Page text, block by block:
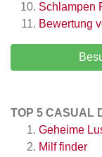
Schlampen
Bewertung
TOP 5 CASUAL
Geheime
Milf finder